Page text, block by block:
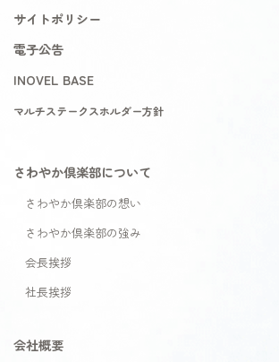
サイトポリシー
電子公告
INOVEL BASE
マルチステークスホルダー方針
さわやか倶楽部について
さわやか倶楽部の想い
さわやか倶楽部の強み
会長挨拶
社長挨拶
会社概要